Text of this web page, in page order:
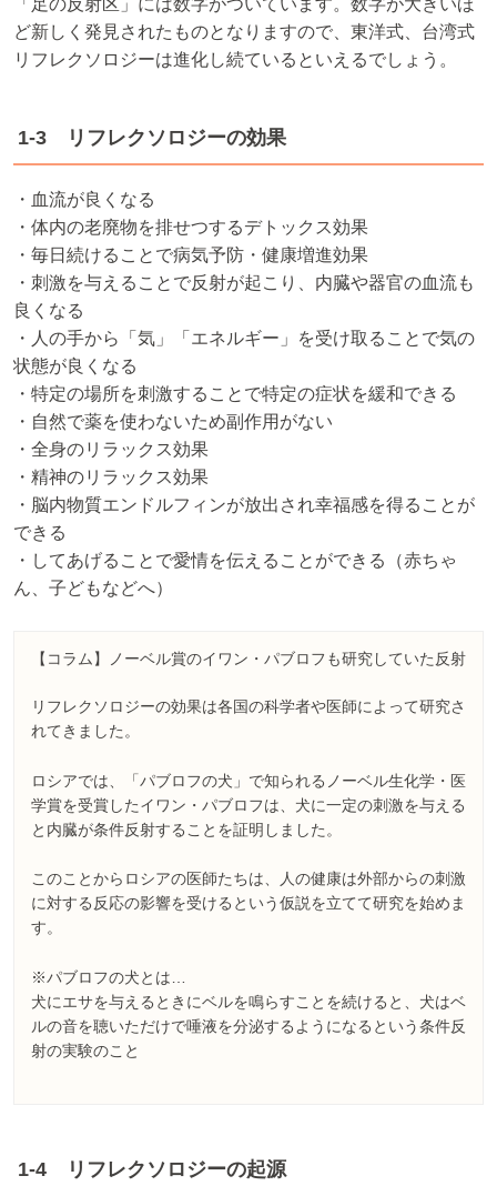
「足の反射区」には数字がついています。数字が大きいほ
ど新しく発見されたものとなりますので、東洋式、台湾式
リフレクソロジーは進化し続ているといえるでしょう。
1-3 リフレクソロジーの効果
・血流が良くなる
・体内の老廃物を排せつするデトックス効果
・毎日続けることで病気予防・健康増進効果
・刺激を与えることで反射が起こり、内臓や器官の血流も
良くなる
・人の手から「気」「エネルギー」を受け取ることで気の
状態が良くなる
・特定の場所を刺激することで特定の症状を緩和できる
・自然で薬を使わないため副作用がない
・全身のリラックス効果
・精神のリラックス効果
・脳内物質エンドルフィンが放出され幸福感を得ることが
できる
・してあげることで愛情を伝えることができる（赤ちゃ
ん、子どもなどへ）
【コラム】ノーベル賞のイワン・パブロフも研究していた反射
リフレクソロジーの効果は各国の科学者や医師によって研究さ
れてきました。
ロシアでは、「パブロフの犬」で知られるノーベル生化学・医
学賞を受賞したイワン・パブロフは、犬に一定の刺激を与える
と内臓が条件反射することを証明しました。
このことからロシアの医師たちは、人の健康は外部からの刺激
に対する反応の影響を受けるという仮説を立てて研究を始めま
す。
※パブロフの犬とは…
犬にエサを与えるときにベルを鳴らすことを続けると、犬はベ
ルの音を聴いただけで唾液を分泌するようになるという条件反
射の実験のこと
1-4 リフレクソロジーの起源